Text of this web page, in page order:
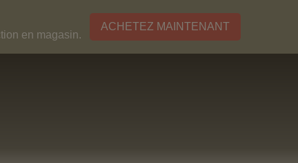
en magasin.
ACHETEZ MAINTENANT